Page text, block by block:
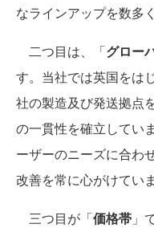
なラインアップを数多
二つ目は、「グロー
す。当社では英国をは
社の製造及び発送拠点
の一貫性を確立してい
ーザーのニーズに合わ
改善を常に心がけていま
三つ目が「価格帯 」